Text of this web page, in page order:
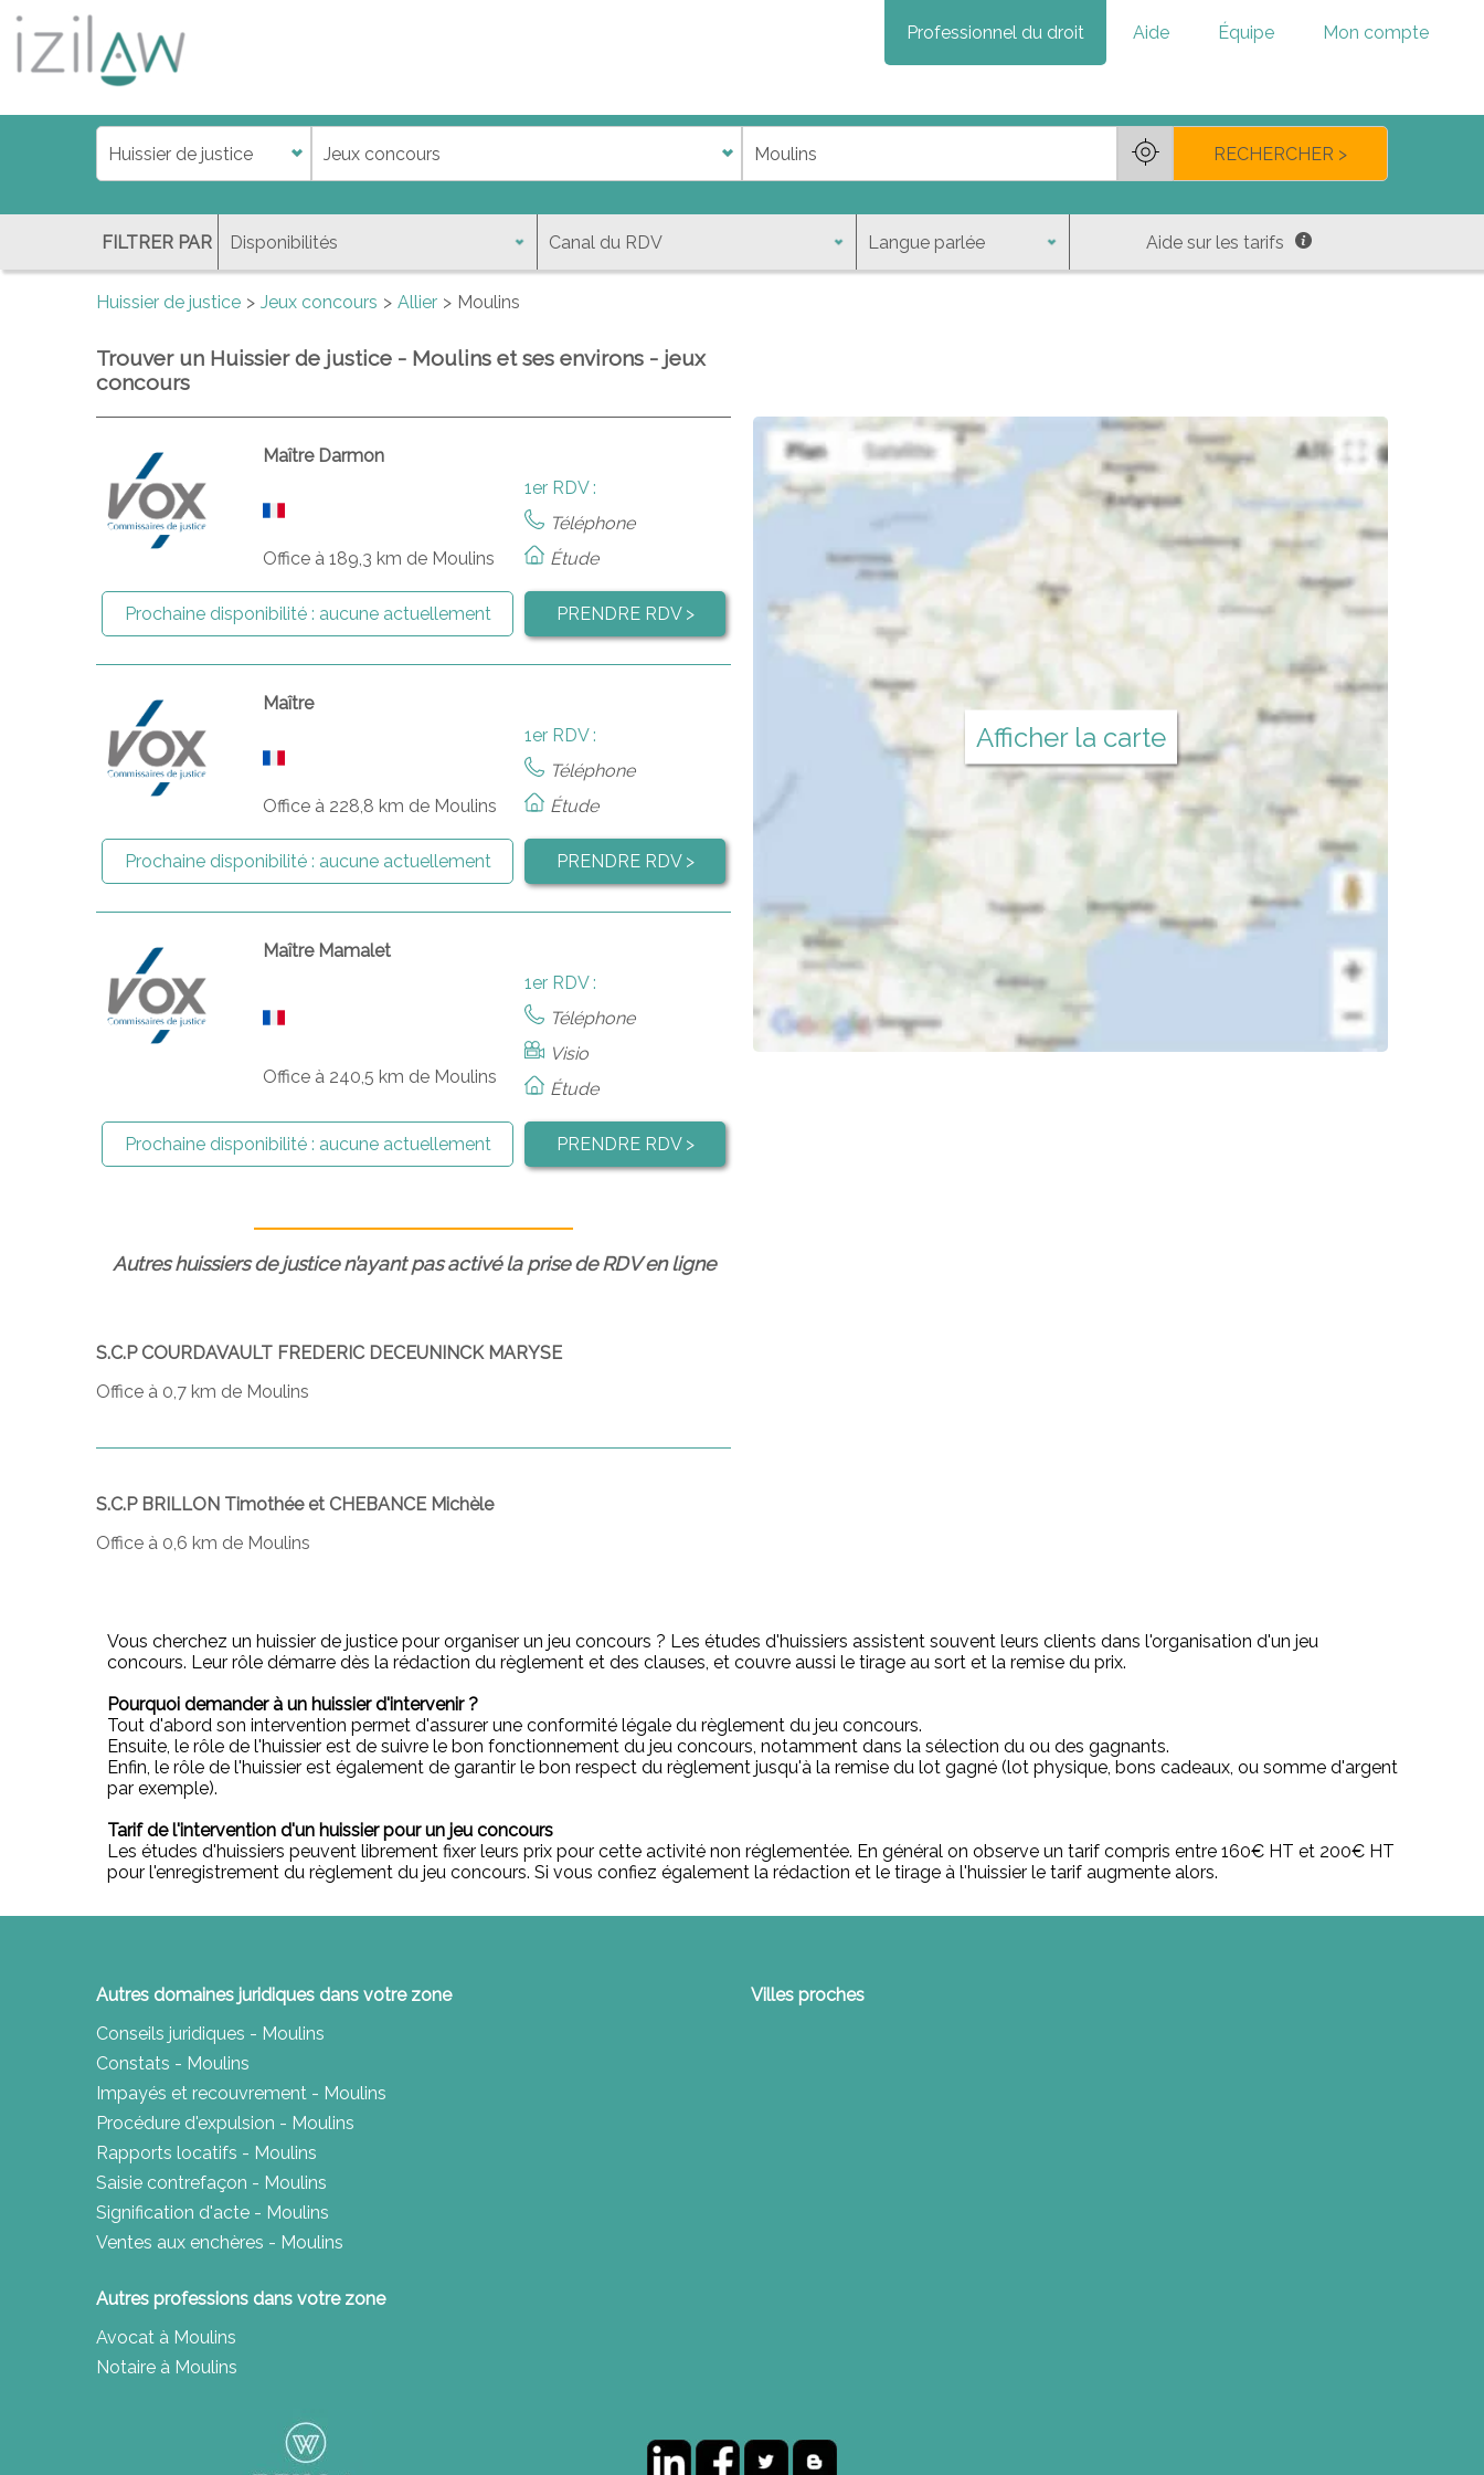
Professionnel du droit Aide Équipe Mon compte
jdadi
fl
RECHERCHER >
FILTRER PAR Aide sur les tarifs
Huissier de justice Jeux concours Allier Moulins
Trouver un Huissier de justice - Moulins et ses environs - jeux
concours
Maître Darmon
Office à 189,3 km de Moulins
1er RDV :
Téléphone
Étude
Prochaine disponibilité : aucune actuellement PRENDRE RDV >
Maître
Office à 228,8 km de Moulins
1er RDV :
Téléphone
Étude
Prochaine disponibilité : aucune actuellement PRENDRE RDV >
Maître Mamalet
Office à 240,5 km de Moulins
1er RDV :
Téléphone
Visio
Étude
Prochaine disponibilité : aucune actuellement PRENDRE RDV >
Autres huissiers de justice n’ayant pas activé la prise de RDV en ligne
S.C.P COURDAVAULT FREDERIC DECEUNINCK MARYSE
Office à 0,7 km de Moulins
S.C.P BRILLON Timothée et CHEBANCE Michèle
Office à 0,6 km de Moulins
Afficher la carte
Vous cherchez un huissier de justice pour organiser un jeu concours ? Les études d'huissiers assistent souvent leurs clients dans l'organisation d'un jeu
concours. Leur rôle démarre dès la rédaction du règlement et des clauses, et couvre aussi le tirage au sort et la remise du prix.
Pourquoi demander à un huissier d'intervenir ?
Tout d'abord son intervention permet d'assurer une conformité légale du règlement du jeu concours.
Ensuite, le rôle de l'huissier est de suivre le bon fonctionnement du jeu concours, notamment dans la sélection du ou des gagnants.
Enfin, le rôle de l'huissier est également de garantir le bon respect du règlement jusqu'à la remise du lot gagné (lot physique, bons cadeaux, ou somme d'argent
par exemple).
Tarif de l'intervention d'un huissier pour un jeu concours
Les études d'huissiers peuvent librement fixer leurs prix pour cette activité non réglementée. En général on observe un tarif compris entre 160€ HT et 200€ HT
pour l'enregistrement du règlement du jeu concours. Si vous confiez également la rédaction et le tirage à l'huissier le tarif augmente alors.
Autres domaines juridiques dans votre zone
Conseils juridiques - Moulins
Constats - Moulins
Impayés et recouvrement - Moulins
Procédure d'expulsion - Moulins
Rapports locatifs - Moulins
Saisie contrefaçon - Moulins
Signification d'acte - Moulins
Ventes aux enchères - Moulins
Autres professions dans votre zone
Avocat à Moulins
Notaire à Moulins
Villes proches